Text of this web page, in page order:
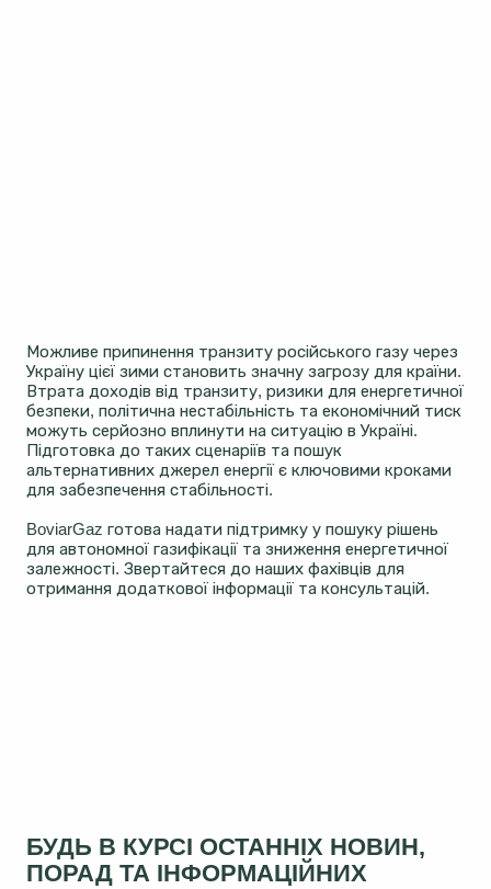
Можливе припинення транзиту російського газу через
Україну цієї зими становить значну загрозу для країни.
Втрата доходів від транзиту, ризики для енергетичної
безпеки, політична нестабільність та економічний тиск
можуть серйозно вплинути на ситуацію в Україні.
Підготовка до таких сценаріїв та пошук
альтернативних джерел енергії є ключовими кроками
для забезпечення стабільності.
BoviarGaz готова надати підтримку у пошуку рішень
для автономної газифікації та зниження енергетичної
залежності. Звертайтеся до наших фахівців для
отримання додаткової інформації та консультацій.
БУДЬ В КУРСІ ОСТАННІХ НОВИН,
ПОРАД ТА ІНФОРМАЦІЙНИХ